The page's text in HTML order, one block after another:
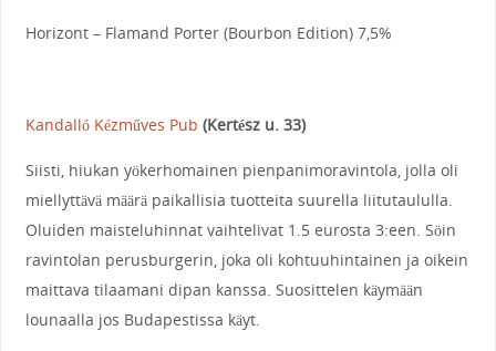
Horizont – Flamand Porter (Bourbon Edition) 7,5%
Kandalló Kézműves Pub (Kertész u. 33)
Siisti, hiukan yökerhomainen pienpanimoravintola, jolla oli
miellyttävä määrä paikallisia tuotteita suurella liitutaululla.
Oluiden maisteluhinnat vaihtelivat 1.5 eurosta 3:een. Söin
ravintolan perusburgerin, joka oli kohtuuhintainen ja oikein
maittava tilaamani dipan kanssa. Suosittelen käymään
lounaalla jos Budapestissa käyt.